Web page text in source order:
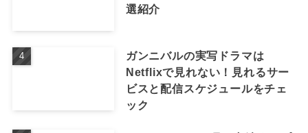
選紹介
ガンニバルの実写ドラマは
Netflixで見れない！見れるサー
ビスと配信スケジュールをチェ
ック